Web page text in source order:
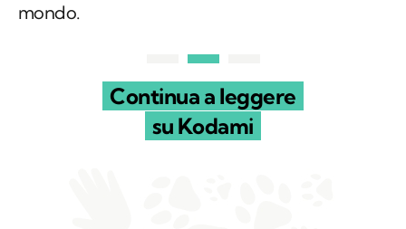
mondo.
Continua a leggere
su Kodami